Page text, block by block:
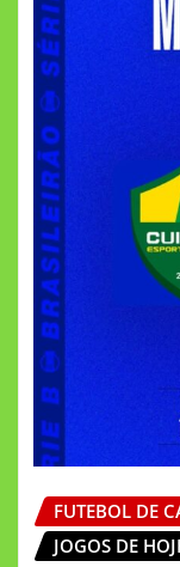
FUTEBOL DE
JOGOS DE